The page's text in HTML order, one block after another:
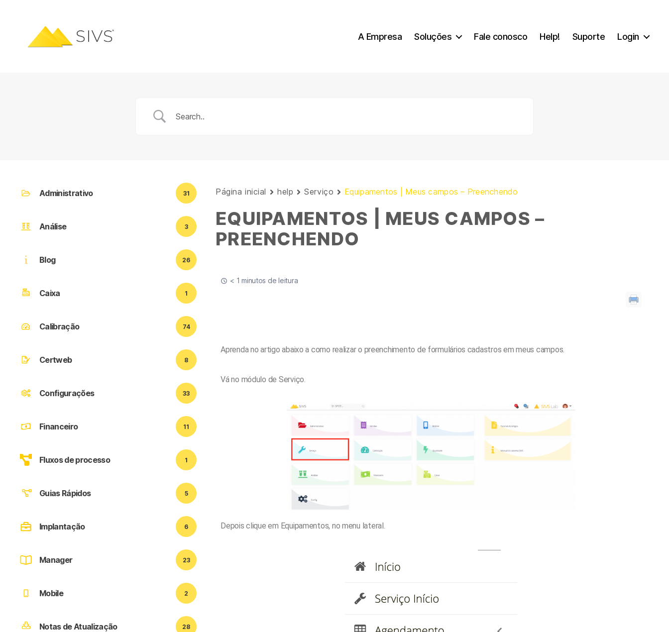
A Empresa Soluções Fale conosco Help! Suporte Login
Administrativo 31
Análise 3
Blog 26
Caixa 1
Calibração 74
Certweb 8
Configurações 33
Financeiro 11
Fluxos de processo 1
Guias Rápidos 5
Implantação 6
Manager 23
Mobile 2
Notas de Atualização 28
Página inicial help Serviço Equipamentos | Meus campos – Preenchendo
EQUIPAMENTOS | MEUS CAMPOS –
PREENCHENDO
< 1 minutos de leitura
Aprenda no artigo abaixo a como realizar o preenchimento de formulários cadastros em meus campos.
Vá no módulo de Serviço.
Depois clique em Equipamentos, no menu lateral.